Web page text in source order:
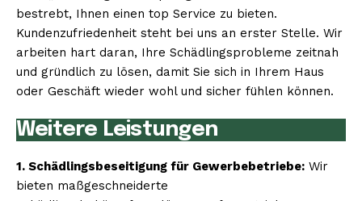
bestrebt, Ihnen einen top Service zu bieten.
Kundenzufriedenheit steht bei uns an erster Stelle. Wir
arbeiten hart daran, Ihre Schädlingsprobleme zeitnah
und gründlich zu lösen, damit Sie sich in Ihrem Haus
oder Geschäft wieder wohl und sicher fühlen können.
Weitere Leistungen
1. Schädlingsbeseitigung für Gewerbebetriebe: Wir
bieten maßgeschneiderte